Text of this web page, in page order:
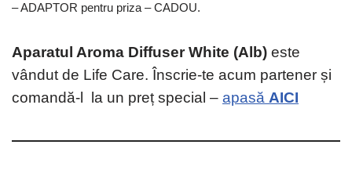
– ADAPTOR pentru priza – CADOU.
Aparatul Aroma Diffuser White (Alb) este
vândut de Life Care. Înscrie-te acum partener și
comandă-l la un preț special – apasă AICI